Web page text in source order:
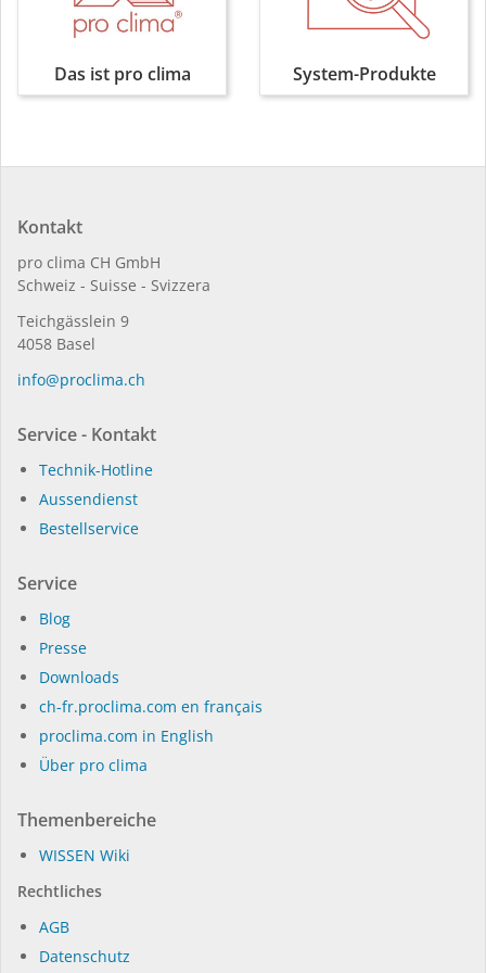
Deutschland
in Schnelldorf ist ein
Grossprojekt in reiner
mehr
Passivhaus, das in Serie
mehr
Zirkuläres Bauen in
Holzbauweise in
Sanu, Japan
Beim SANU 2nd Home
Tokio werden für eine
minimale
Umweltbelastung
erneuerbare Rohstoffe
Materialkreisläufe
geschaffen.
Das ist pro clima System-Produkte
Kontakt
pro clima CH GmbH
Schweiz - Suisse - Svizzera
Teichgässlein 9
4058 Basel
in­fo@procli­ma.ch
Service - Kontakt
Technik-Hotline
Aussendienst
Bestellservice
Service
Blog
Presse
Dow­n­loads
ch-fr.proclima.com en français
proclima.com in English
Über pro clima
Themenbereiche
WIS­SEN Wi­ki
Rechtliches
AGB
Datenschutz